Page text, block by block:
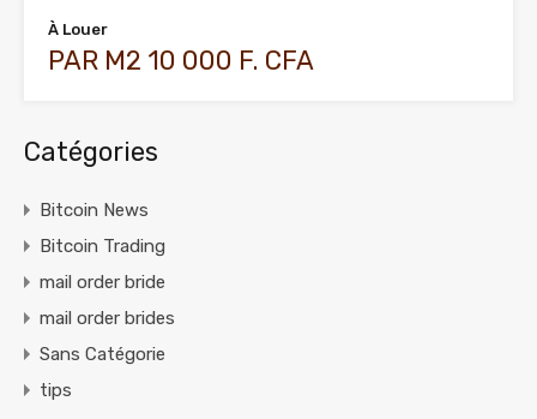
À Louer
PAR M2 10 000 F. CFA
Catégories
Bitcoin News
Bitcoin Trading
mail order bride
mail order brides
Sans Catégorie
tips